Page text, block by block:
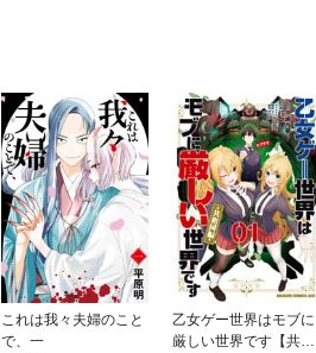
これは我々夫婦のこと
で、一
乙女ゲー世界はモブに
厳しい世界です【共和